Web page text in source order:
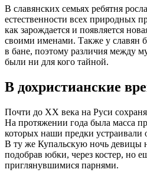
В славянских семьях ребятня
естественности всех природных
как зарождается и появляется
своими именами. Также у славян
в бане, поэтому различия между
были ни для кого тайной.
В дохристианские
Почти до XX века на Руси
На протяжении года была масса
которых наши предки
В ту же Купальскую ночь девицы
подобрав юбки, через костер, но
приглянувшимися парнями.